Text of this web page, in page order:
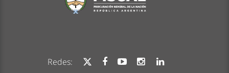
Redes: